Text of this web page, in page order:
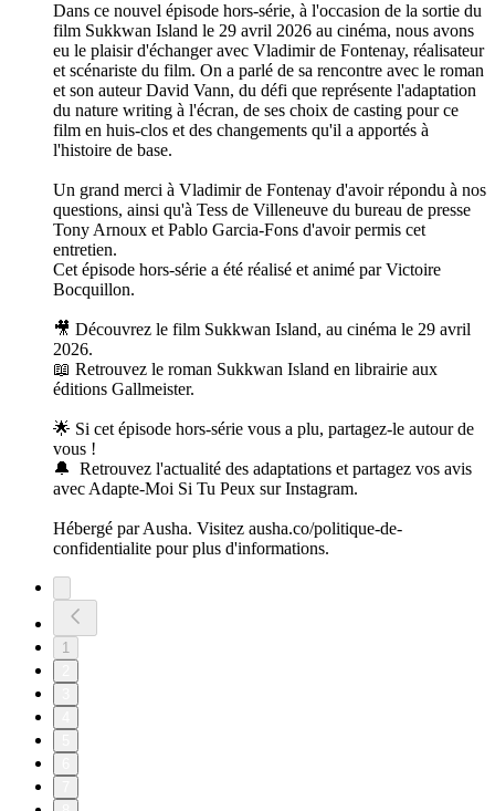
Dans ce nouvel épisode hors-série, à l'occasion de la sortie du
film Sukkwan Island le 29 avril 2026 au cinéma, nous avons
eu le plaisir d'échanger avec Vladimir de Fontenay, réalisateur
et scénariste du film. On a parlé de sa rencontre avec le roman
et son auteur David Vann, du défi que représente l'adaptation
du nature writing à l'écran, de ses choix de casting pour ce
film en huis-clos et des changements qu'il a apportés à
l'histoire de base.
Un grand merci à Vladimir de Fontenay d'avoir répondu à nos
questions, ainsi qu'à Tess de Villeneuve du bureau de presse
Tony Arnoux et Pablo Garcia-Fons d'avoir permis cet
entretien.
Cet épisode hors-série a été réalisé et animé par Victoire
Bocquillon.
🎥 Découvrez le film Sukkwan Island, au cinéma le 29 avril
2026.
📖 Retrouvez le roman Sukkwan Island en librairie aux
éditions Gallmeister.
🌟 Si cet épisode hors-série vous a plu, partagez-le autour de
vous !
🔔 Retrouvez l'actualité des adaptations et partagez vos avis
avec Adapte-Moi Si Tu Peux sur Instagram.
Hébergé par Ausha. Visitez ausha.co/politique-de-
confidentialite pour plus d'informations.
1